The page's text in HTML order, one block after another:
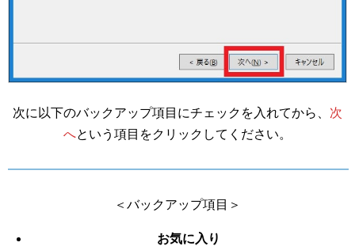
次に以下のバックアップ項目にチェックを入れてから、 次
へという項目をクリックしてください。
＜バックアップ項目＞
お気に入り